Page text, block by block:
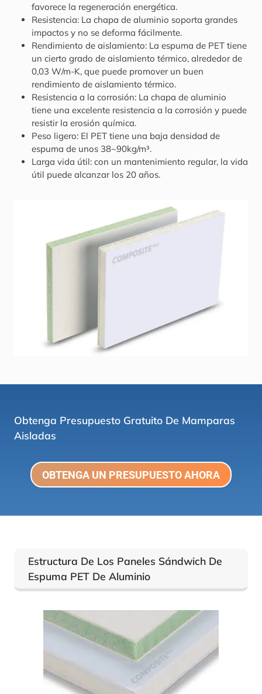
favorece la regeneración energética.
Resistencia: La chapa de aluminio soporta grandes
impactos y no se deforma fácilmente.
Rendimiento de aislamiento: La espuma de PET tiene
un cierto grado de aislamiento térmico, alrededor de
0,03 W/m-K, que puede promover un buen
rendimiento de aislamiento térmico.
Resistencia a la corrosión: La chapa de aluminio
tiene una excelente resistencia a la corrosión y puede
resistir la erosión química.
Peso ligero: El PET tiene una baja densidad de
espuma de unos 38~90kg/m³.
Larga vida útil: con un mantenimiento regular, la vida
útil puede alcanzar los 20 años.
Obtenga Presupuesto Gratuito De Mamparas
Aisladas
OBTENGA UN PRESUPUESTO AHORA
Estructura De Los Paneles Sándwich De
Espuma PET De Aluminio